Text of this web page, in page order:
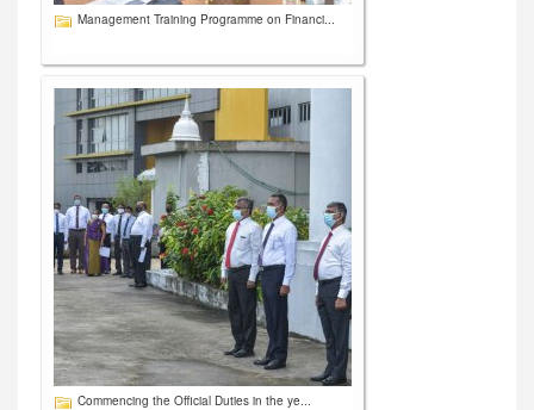
Management Training Programme on Financi...
Commencing the Official Duties in the ye...